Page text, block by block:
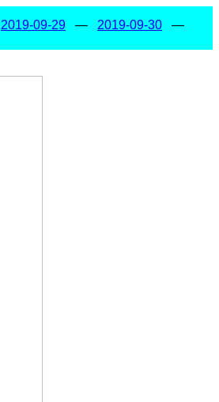
2019-09-29 — 2019-09-30 —